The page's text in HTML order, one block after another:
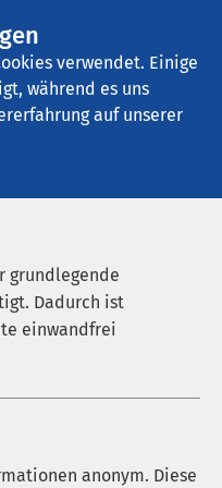
verwendet. Einige
während es uns
auf unserer
grundlegende
Dadurch ist
einwandfrei
anonym. Diese
Nachrichten